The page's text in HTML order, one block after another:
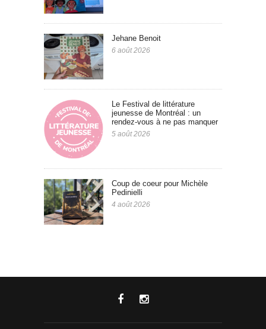
Jehane Benoit
6 août 2026
Le Festival de littérature
jeunesse de Montréal : un
rendez-vous à ne pas manquer
5 août 2026
Coup de coeur pour Michèle
Pedinielli
4 août 2026